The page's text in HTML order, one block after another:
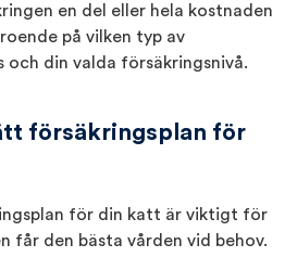
en del eller hela kostnaden
på vilken typ av
och din valda försäkringsnivå.
försäkringsplan för
för din katt är viktigt för
får den bästa vården vid behov.